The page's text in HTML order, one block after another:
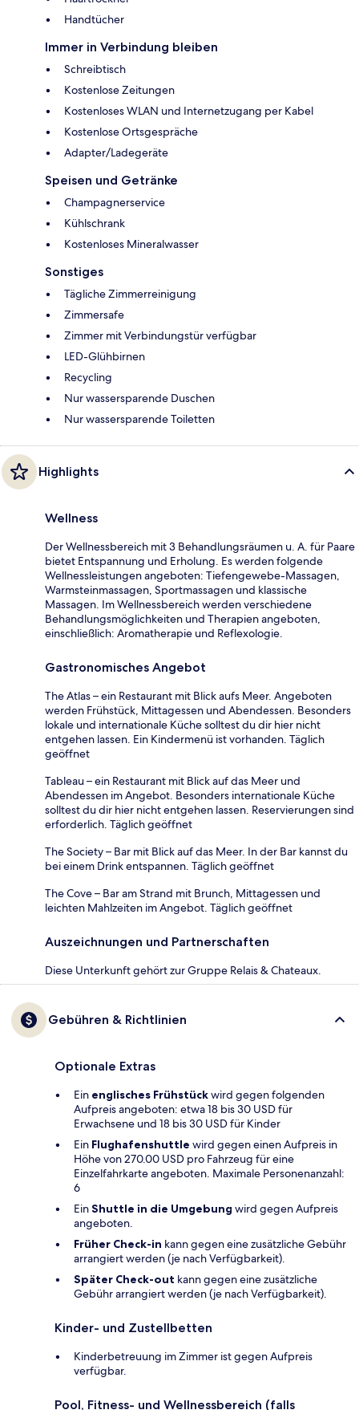
Handtücher
Immer in Verbindung bleiben
Schreibtisch
Kostenlose Zeitungen
Kostenloses WLAN und Internetzugang per Kabel
Kostenlose Ortsgespräche
Adapter/Ladegeräte
Speisen und Getränke
Champagnerservice
Kühlschrank
Kostenloses Mineralwasser
Sonstiges
Tägliche Zimmerreinigung
Zimmersafe
Zimmer mit Verbindungstür verfügbar
LED-Glühbirnen
Recycling
Nur wassersparende Duschen
Nur wassersparende Toiletten
Highlights
Wellness
Der Wellnessbereich mit 3 Behandlungsräumen u. A. für Paare
bietet Entspannung und Erholung. Es werden folgende
Wellnessleistungen angeboten: Tiefengewebe-Massagen,
Warmsteinmassagen, Sportmassagen und klassische
Massagen. Im Wellnessbereich werden verschiedene
Behandlungsmöglichkeiten und Therapien angeboten,
einschließlich: Aromatherapie und Reflexologie.
Gastronomisches Angebot
The Atlas – ein Restaurant mit Blick aufs Meer. Angeboten
werden Frühstück, Mittagessen und Abendessen. Besonders
lokale und internationale Küche solltest du dir hier nicht
entgehen lassen. Ein Kindermenü ist vorhanden. Täglich
geöffnet
Tableau – ein Restaurant mit Blick auf das Meer und
Abendessen im Angebot. Besonders internationale Küche
solltest du dir hier nicht entgehen lassen. Reservierungen sind
erforderlich. Täglich geöffnet
The Society – Bar mit Blick auf das Meer. In der Bar kannst du
bei einem Drink entspannen. Täglich geöffnet
The Cove – Bar am Strand mit Brunch, Mittagessen und
leichten Mahlzeiten im Angebot. Täglich geöffnet
Auszeichnungen und Partnerschaften
Diese Unterkunft gehört zur Gruppe Relais & Chateaux.
Gebühren & Richtlinien
Optionale Extras
Ein englisches Frühstückwird gegen folgenden
Aufpreis angeboten: etwa 18 bis 30 USD für
Erwachsene und 18 bis 30 USD für Kinder
Ein Flughafenshuttle wird gegen einen Aufpreis in
Höhe von 270.00 USD pro Fahrzeug für eine
Einzelfahrkarte angeboten. Maximale Personenanzahl:
6
EinShuttle in die Umgebung wird gegen Aufpreis
angeboten.
Früher Check-in kann gegen eine zusätzliche Gebühr
arrangiert werden (je nach Verfügbarkeit).
Später Check-out kann gegen eine zusätzliche
Gebühr arrangiert werden (je nach Verfügbarkeit).
Kinder- und Zustellbetten
Kinderbetreuung im Zimmer ist gegen Aufpreis
verfügbar.
Pool, Fitness- und Wellnessbereich (falls